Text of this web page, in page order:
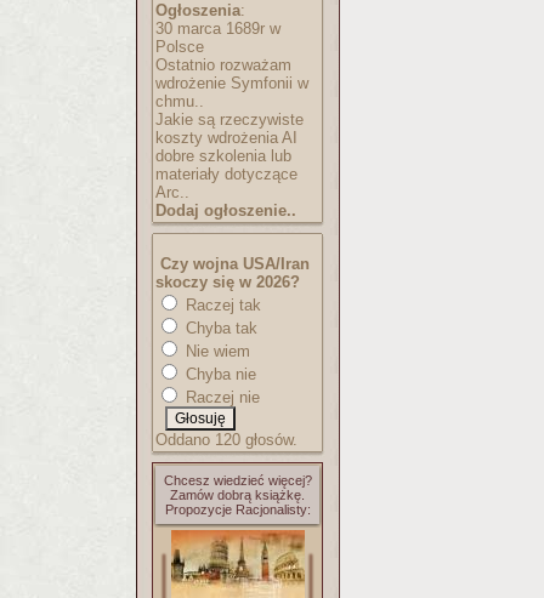
Ogłoszenia:
30 marca 1689r w
Polsce
Ostatnio rozważam
wdrożenie Symfonii w
chmu..
Jakie są rzeczywiste
koszty wdrożenia AI
dobre szkolenia lub
materiały dotyczące
Arc..
Dodaj ogłoszenie..
Czy wojna USA/Iran
skoczy się w 2026?
Raczej tak
Chyba tak
Nie wiem
Chyba nie
Raczej nie
Oddano 120 głosów.
Chcesz wiedzieć więcej?
Zamów dobrą książkę.
Propozycje Racjonalisty: